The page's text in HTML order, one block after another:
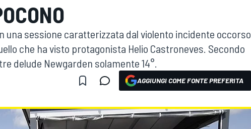
WEC
una sessione caratterizzata dal violento incidente occorso
che ha visto protagonista Helio Castroneves. Secondo
delude Newgarden solamente 14°.
AGGIUNGI COME FONTE PREFERITA